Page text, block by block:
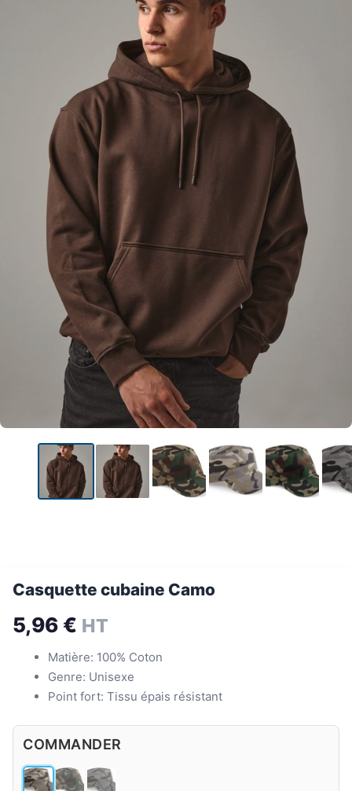
Casquette cubaine Camo
5,96 € HT
Matière: 100% Coton
Genre: Unisexe
Point fort: Tissu épais résistant
COMMANDER